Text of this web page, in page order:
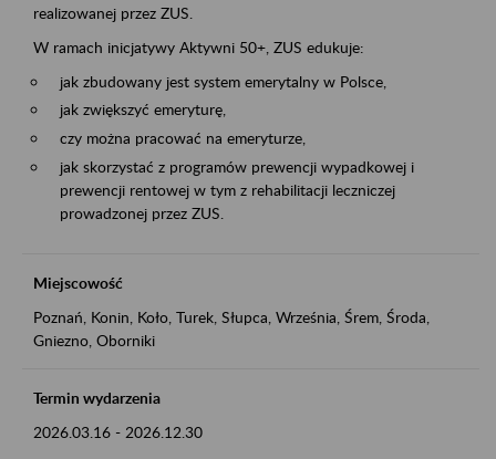
realizowanej przez ZUS.
W ramach inicjatywy Aktywni 50+, ZUS edukuje:
jak zbudowany jest system emerytalny w Polsce,
jak zwiększyć emeryturę,
czy można pracować na emeryturze,
jak skorzystać z programów prewencji wypadkowej i
prewencji rentowej w tym z rehabilitacji leczniczej
prowadzonej przez ZUS.
Miejscowość
Poznań, Konin, Koło, Turek, Słupca, Września, Śrem, Środa,
Gniezno, Oborniki
Termin wydarzenia
2026.03.16 - 2026.12.30